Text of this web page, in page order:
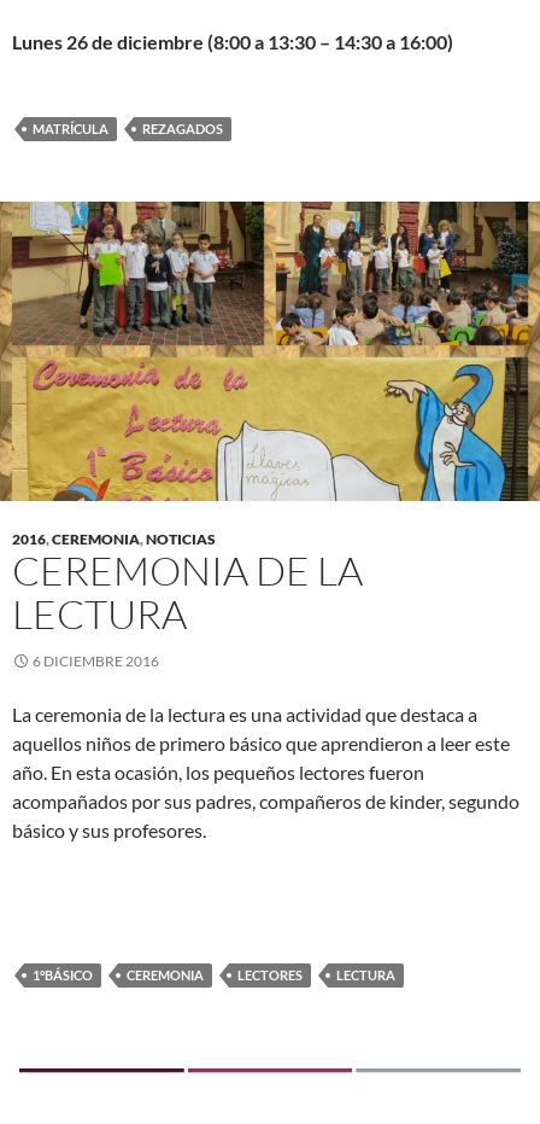
Lunes 26 de diciembre (8:00 a 13:30 – 14:30 a 16:00)
MATRÍCULA REZAGADOS
2016,CEREMONIA,NOTICIAS
CEREMONIA DE LA
LECTURA
6 DICIEMBRE 2016
La ceremonia de la lectura es una actividad que destaca a
aquellos niños de primero básico que aprendieron a leer este
año. En esta ocasión, los pequeños lectores fueron
acompañados por sus padres, compañeros de kinder, segundo
básico y sus profesores.
1°BÁSICO CEREMONIA LECTORES LECTURA